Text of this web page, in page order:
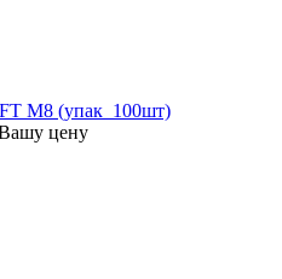
М8 (упак_100шт)
Вашу цену